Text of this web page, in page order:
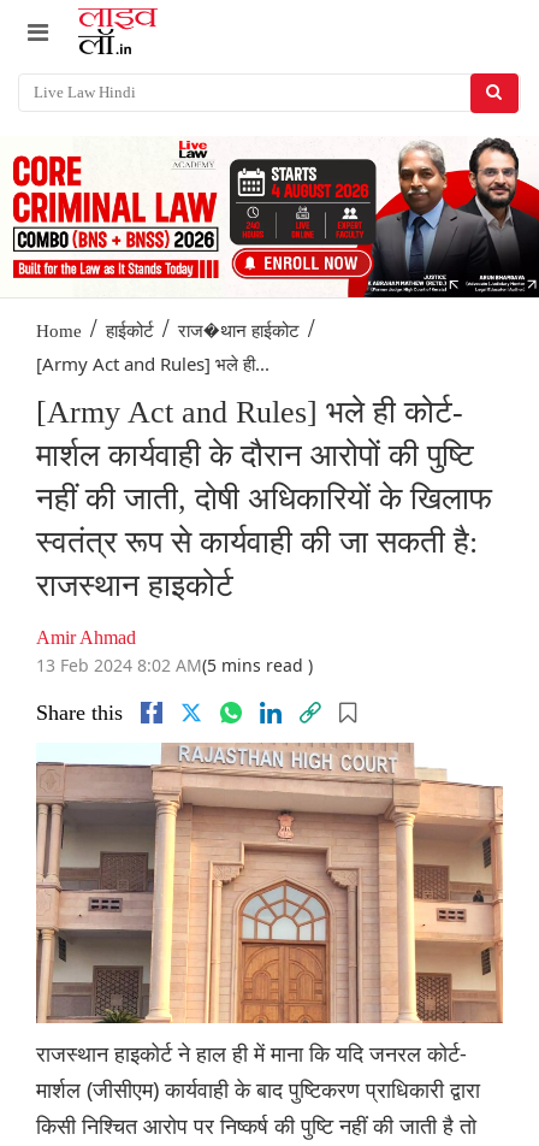
Home / हाईकोर्ट / राज�थान हाईकोट /
[Army Act and Rules] भले ही...
[Army Act and Rules] भले ही कोर्ट-
मार्शल कार्यवाही के दौरान आरोपों की पुष्टि
नहीं की जाती, दोषी अधिकारियों के खिलाफ
स्वतंत्र रूप से कार्यवाही की जा सकती है:
राजस्थान हाइकोर्ट
Amir Ahmad
13 Feb 2024 8:02 AM(5 mins read )
Share this
राजस्थान हाइकोर्ट ने हाल ही में माना कि यदि जनरल कोर्ट-
मार्शल (जीसीएम) कार्यवाही के बाद पुष्टिकरण प्राधिकारी द्वारा
किसी निश्चित आरोप पर निष्कर्ष की पुष्टि नहीं की जाती है तो